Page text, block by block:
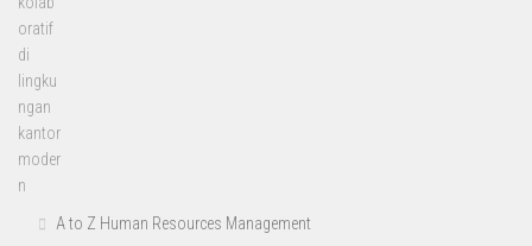
A to Z Human Resources Management